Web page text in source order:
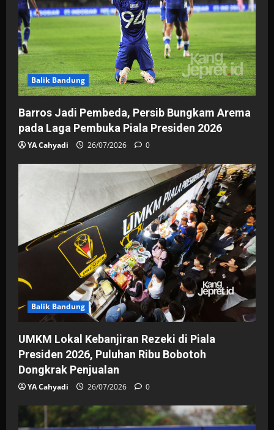
Balik Bandung
Barros Jadi Pembeda, Persib Bungkam Arema
pada Laga Pembuka Piala Presiden 2026
YA Cahyadi 26/07/2026 0
Balik Bandung
UMKM Lokal Kebanjiran Rezeki di Piala
Presiden 2026, Puluhan Ribu Bobotoh
Dongkrak Penjualan
YA Cahyadi 26/07/2026 0